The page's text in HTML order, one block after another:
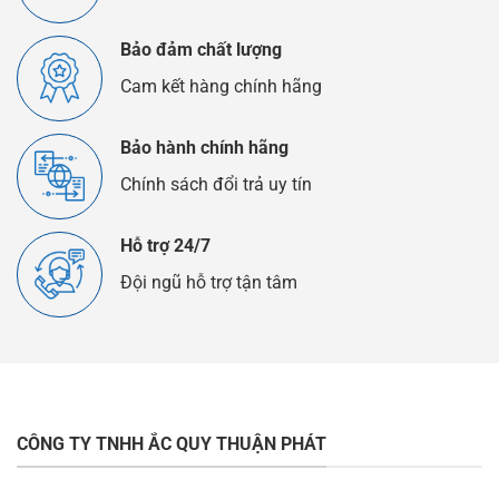
Bảo đảm chất lượng
Cam kết hàng chính hãng
Bảo hành chính hãng
Chính sách đổi trả uy tín
Hỗ trợ 24/7
Đội ngũ hỗ trợ tận tâm
CÔNG TY TNHH ẮC QUY THUẬN PHÁT